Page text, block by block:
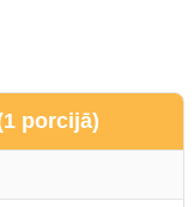
porcijā)